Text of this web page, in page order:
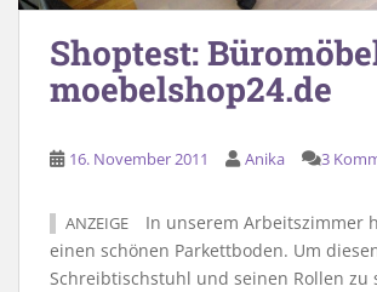
Shoptest:
moebelshop24.de
16. November 2011 Anika 3
ANZEIGE
In unserem Arbeitszimmer
einen schönen Parkettboden. Um
Schreibtischstuhl und seinen Rollen zu